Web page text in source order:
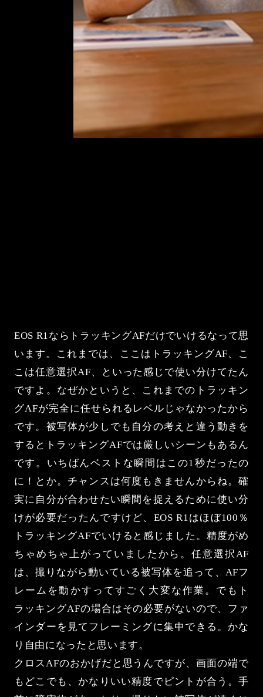
EOS R1ならトラッキングAFだけでいけるなって思
います。これまでは、ここはトラッキングAF、こ
こは任意選択AF、といった感じで使い分けてたん
ですよ。なぜかというと、これまでのトラッキン
グAFが完全に任せられるレベルじゃなかったから
です。被写体が少しでも自分の考えと違う動きを
するとトラッキングAFでは厳しいシーンもあるん
です。いちばんベストな瞬間はこの1秒だったの
に！とか。チャンスは何度もきませんからね。確
実に自分が合わせたい瞬間を捉えるために使い分
けが必要だったんですけど、EOS R1はほぼ100％
トラッキングAFでいけると感じました。精度がめ
ちゃめちゃ上がっていましたから。任意選択AF
は、撮りながら動いている被写体を追って、AFフ
レームを動かすってすごく大変な作業。でもト
ラッキングAFの場合はその必要がないので、ファ
インダーを見てフレーミングに集中できる。かな
り自由になったと思います。
クロスAFのおかげだと思うんですが、画面の端で
もどこでも、かなりいい精度でピントが合う。手